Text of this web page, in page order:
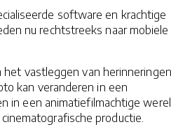
software en krachtige
nu rechtstreeks naar mobiele
vastleggen van
kan veranderen in een
in een animatiefilmachtige
productie.